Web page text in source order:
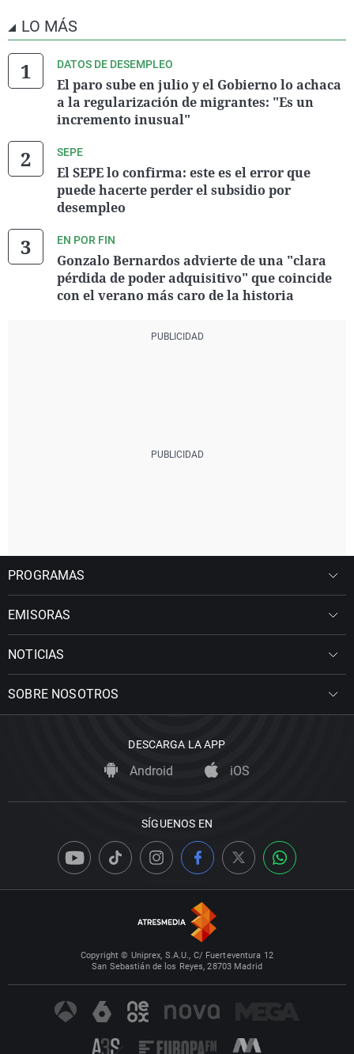
LO MÁS
DATOS DE DESEMPLEO
El paro sube en julio y el Gobierno lo achaca
a la regularización de migrantes: "Es un
incremento inusual"
SEPE
El SEPE lo confirma: este es el error que
puede hacerte perder el subsidio por
desempleo
EN POR FIN
Gonzalo Bernardos advierte de una "clara
pérdida de poder adquisitivo" que coincide
con el verano más caro de la historia
PROGRAMAS
EMISORAS
NOTICIAS
SOBRE NOSOTROS
DESCARGA LA APP
Android iOS
SÍGUENOS EN
Copyright © Uniprex, S.A.U., C/ Fuerteventura 12
San Sebastián de los Reyes, 28703 Madrid